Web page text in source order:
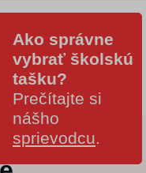
Ako správne
vybrať školskú
tašku?
Prečítajte si
nášho
sprievodcu.